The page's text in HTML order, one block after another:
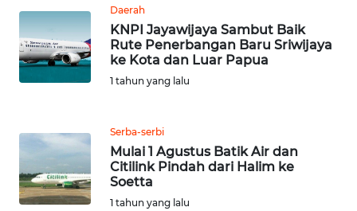
Daerah
KNPI Jayawijaya Sambut Baik
Rute Penerbangan Baru Sriwijaya
ke Kota dan Luar Papua
1 tahun yang lalu
Serba-serbi
Mulai 1 Agustus Batik Air dan
Citilink Pindah dari Halim ke
Soetta
1 tahun yang lalu
JABAR
WN
BANTEN
NTT
WN
KEPRI